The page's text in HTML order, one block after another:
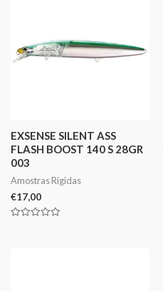
EXSENSE SILENT ASS
FLASH BOOST 140 S 28GR
003
Amostras Rigidas
€17,00